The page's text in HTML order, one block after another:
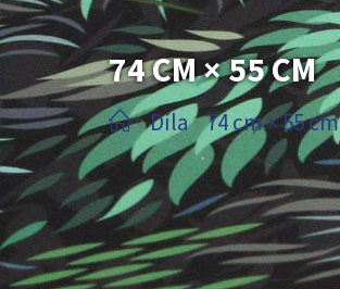
74 CM × 55 CM
/ Díla / 74 cm × 55 cm